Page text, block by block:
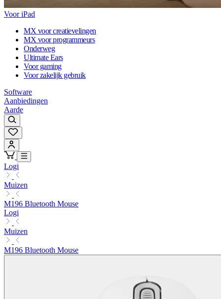
Voor iPad
MX voor creatievelingen
MX voor programmeurs
Onderweg
Ultimate Ears
Voor gaming
Voor zakelijk gebruik
Software
Aanbiedingen
Aarde
Logi
Muizen
M196 Bluetooth Mouse
Logi
Muizen
M196 Bluetooth Mouse